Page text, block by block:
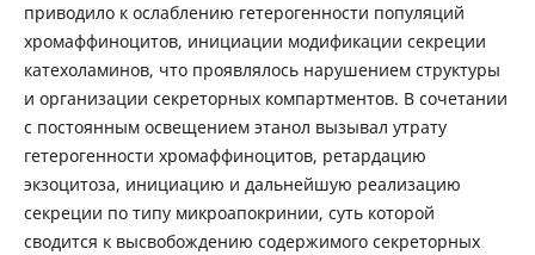
приводило к ослаблению гетерогенности популяций
хромаффиноцитов, инициации модификации секреции
катехоламинов, что проявлялось нарушением структуры
и организации секреторных компартментов. В сочетании
с постоянным освещением этанол вызывал утрату
гетерогенности хромаффиноцитов, ретардацию
экзоцитоза, инициацию и дальнейшую реализацию
секреции по типу микроапокринии, суть которой
сводится к высвобождению содержимого секреторных